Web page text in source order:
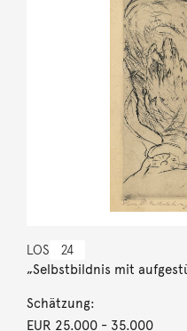
LOS 24
„Selbstbildnis mit
Schätzung:
EUR 25.000- 35.000